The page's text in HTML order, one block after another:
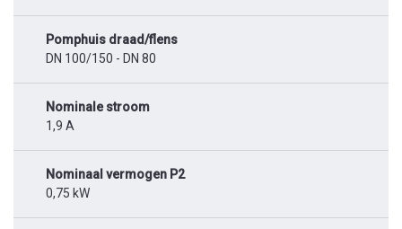
Pomphuis draad/flens
DN 100/150 - DN 80
Nominale stroom
1,9 A
Nominaal vermogen P2
0,75 kW